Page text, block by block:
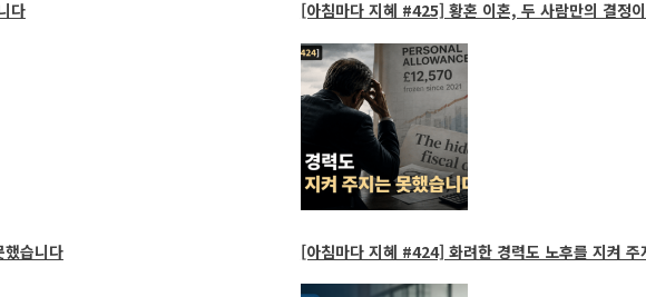
습니다
[아침마다 지혜 #425] 황혼 이혼, 두 사람만의 결정이
[아침마다 지혜 #424] 화려한 경력도 노후를 지켜 주